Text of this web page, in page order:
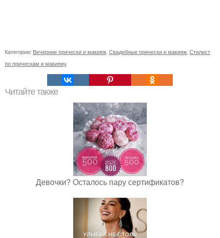
Категории: Вечерние прически и макияж, Свадебные прически и макияж, Стилист
по прическам и макияжу
Читайте также
Девочки? Осталось пару сертификатов?